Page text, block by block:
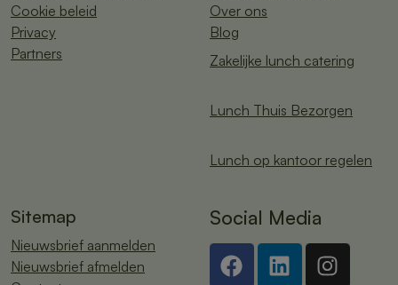
Cookie beleid
Privacy
Partners
Over ons
Blog
Zakelijke lunch catering
Lunch Thuis Bezorgen
Lunch op kantoor regelen
Sitemap
Nieuwsbrief aanmelden
Nieuwsbrief afmelden
Social Media